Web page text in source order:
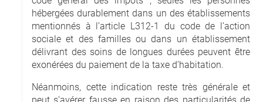
hébergées durablement dans un des établissements
mentionnés à l’article L312-1 du code de l’action
sociale et des familles ou dans un établissement
délivrant des soins de longues durées peuvent être
exonérées du paiement de la taxe d’habitation.
Néanmoins, cette indication reste très générale et